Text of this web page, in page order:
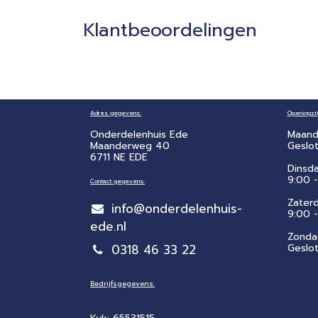
Klantbeoordelingen
Adres gegevens:
Onderdelenhuis Ede
Maanderweg 40
6711 NE EDE
Contact gegevens:
info@onderdelenhuis-
ede.nl
0318 46 33 22
Bedrijfsgegevens:
9:00
​9:00